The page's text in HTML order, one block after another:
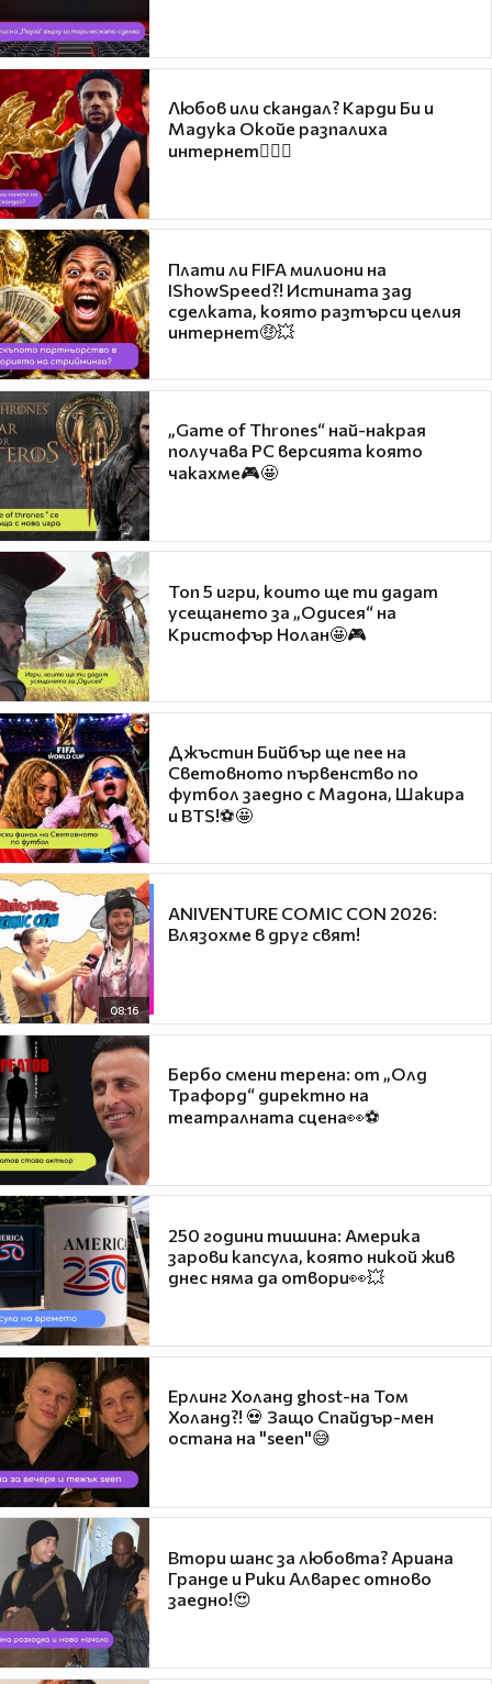
Любов или скандал? Карди Би и
Мадука Окойе разпалиха
интернет❤️‍🔥🔥
Плати ли FIFA милиони на
IShowSpeed?! Истината зад
сделката, която разтърси целия
интернет🤑💥
„Game of Thrones“ най-накрая
получава PC версията която
чакахме🎮🤩
Топ 5 игри, които ще ти дадат
усещането за „Одисея“ на
Кристофър Нолан🤩🎮
Джъстин Бийбър ще пее на
Световното първенство по
футбол заедно с Мадона, Шакира
и BTS!⚽🤩
08:16
ANIVENTURE COMIC CON 2026:
Влязохме в друг свят!
Бербо смени терена: от „Олд
Трафорд“ директно на
театралната сцена👀⚽
250 години тишина: Америка
зарови капсула, която никой жив
днес няма да отвори👀💥
Ерлинг Холанд ghost-на Том
Холанд?! 💀 Защо Спайдър-мен
остана на "seen"😅
Втори шанс за любовта? Ариана
Гранде и Рики Алварес отново
заедно!😍